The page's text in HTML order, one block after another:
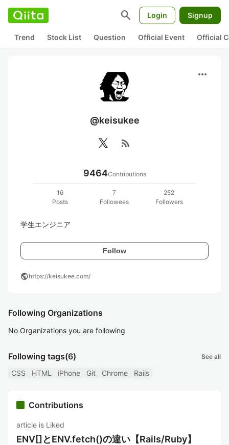
search Login Signup
Trend Stock List Question Official Event Official
more_horiz
@keisukee
rss_feed
9464Contributions
16
Posts
7
Followees
252
Followers
学生エンジニア
Follow
publichttps://keisukee.com/
Following Organizations
No Organizations you are following
Following tags(6) See all
CSS HTML iPhone Git Chrome Rails
Contributions
article is Liked
ENV[]とENV.fetch()の違い【Rails/Ruby】